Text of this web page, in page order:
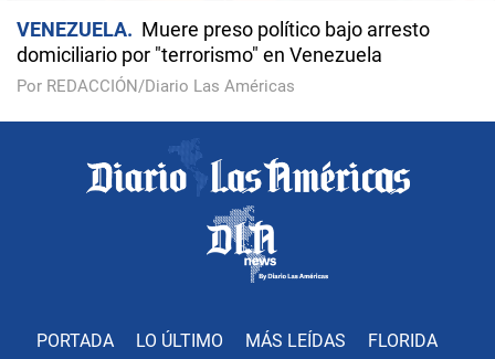
VENEZUELA
Muere preso político bajo arresto
domiciliario por "terrorismo" en Venezuela
Por REDACCIÓN/Diario Las Américas
PORTADA LO ÚLTIMO MÁS LEÍDAS FLORIDA